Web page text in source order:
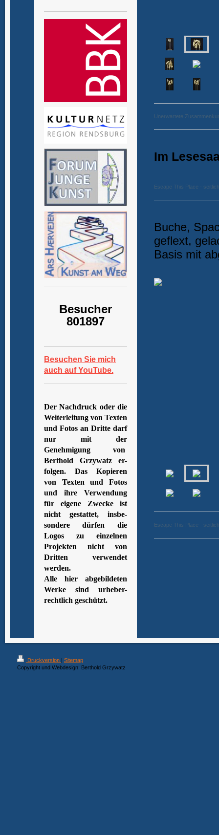
Besucher
801897
Besuchen Sie mich
auch auf YouTube.
Der Nachdruck oder die
Weiterleitung von Texten
und Fotos an Dritte darf
nur mit der
Genehmigung von
Berthold Grzywatz er-
folgen. Das Kopieren
von Texten und Fotos
und ihre Verwendung
für eigene Zwecke ist
nicht gestattet, insbe-
sondere dürfen die
Logos zu einzelnen
Projekten nicht von
Dritten verwendet
werden.
Alle hier abgebildeten
Werke sind urheber-
rechtlich geschützt.
Unerwartete
Im
Escape This Place -
Buche,
geflext,
Basis mit
Escape This Place -
Druckversion | Sitemap
Copyright und Webdesign: Berthold Grzywatz